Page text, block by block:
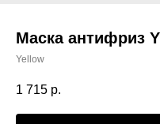
Маска антифриз
Yellow
1 715 р.